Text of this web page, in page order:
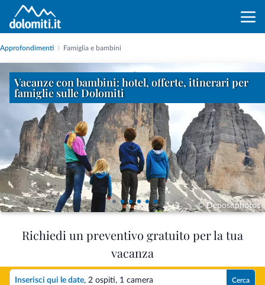
Approfondimenti Famiglia e bambini
Vacanze con bambini: hotel, offerte, itinerari per
famiglie sulle Dolomiti
© Depositphotos
Richiedi un preventivo gratuito per la tua
vacanza
Inserisci qui le date, 2 ospiti, 1 camera Cerca